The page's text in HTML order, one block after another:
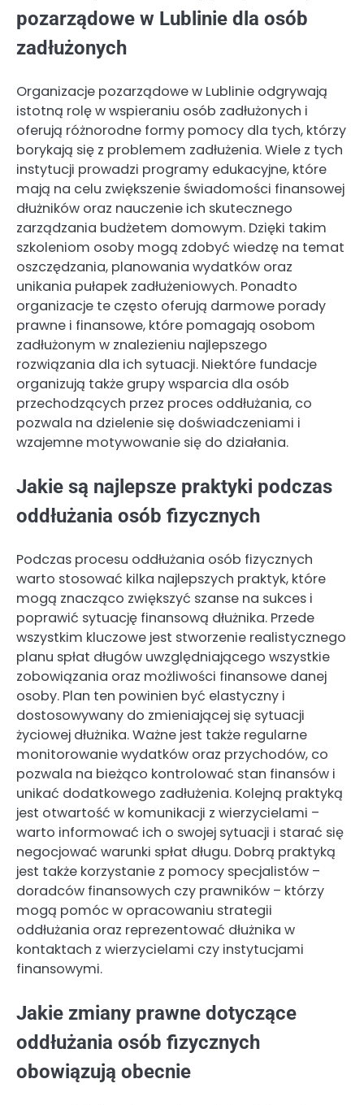
pozarządowe w Lublinie dla osób
zadłużonych
Organizacje pozarządowe w Lublinie odgrywają
istotną rolę w wspieraniu osób zadłużonych i
oferują różnorodne formy pomocy dla tych, którzy
borykają się z problemem zadłużenia. Wiele z tych
instytucji prowadzi programy edukacyjne, które
mają na celu zwiększenie świadomości finansowej
dłużników oraz nauczenie ich skutecznego
zarządzania budżetem domowym. Dzięki takim
szkoleniom osoby mogą zdobyć wiedzę na temat
oszczędzania, planowania wydatków oraz
unikania pułapek zadłużeniowych. Ponadto
organizacje te często oferują darmowe porady
prawne i finansowe, które pomagają osobom
zadłużonym w znalezieniu najlepszego
rozwiązania dla ich sytuacji. Niektóre fundacje
organizują także grupy wsparcia dla osób
przechodzących przez proces oddłużania, co
pozwala na dzielenie się doświadczeniami i
wzajemne motywowanie się do działania.
Jakie są najlepsze praktyki podczas
oddłużania osób fizycznych
Podczas procesu oddłużania osób fizycznych
warto stosować kilka najlepszych praktyk, które
mogą znacząco zwiększyć szanse na sukces i
poprawić sytuację finansową dłużnika. Przede
wszystkim kluczowe jest stworzenie realistycznego
planu spłat długów uwzględniającego wszystkie
zobowiązania oraz możliwości finansowe danej
osoby. Plan ten powinien być elastyczny i
dostosowywany do zmieniającej się sytuacji
życiowej dłużnika. Ważne jest także regularne
monitorowanie wydatków oraz przychodów, co
pozwala na bieżąco kontrolować stan finansów i
unikać dodatkowego zadłużenia. Kolejną praktyką
jest otwartość w komunikacji z wierzycielami –
warto informować ich o swojej sytuacji i starać się
negocjować warunki spłat długu. Dobrą praktyką
jest także korzystanie z pomocy specjalistów –
doradców finansowych czy prawników – którzy
mogą pomóc w opracowaniu strategii
oddłużania oraz reprezentować dłużnika w
kontaktach z wierzycielami czy instytucjami
finansowymi.
Jakie zmiany prawne dotyczące
oddłużania osób fizycznych
obowiązują obecnie